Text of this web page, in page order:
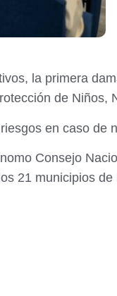
la primera
de Niños,
en caso de
Consejo
21 municipios de